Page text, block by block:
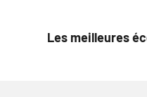
Les meilleures